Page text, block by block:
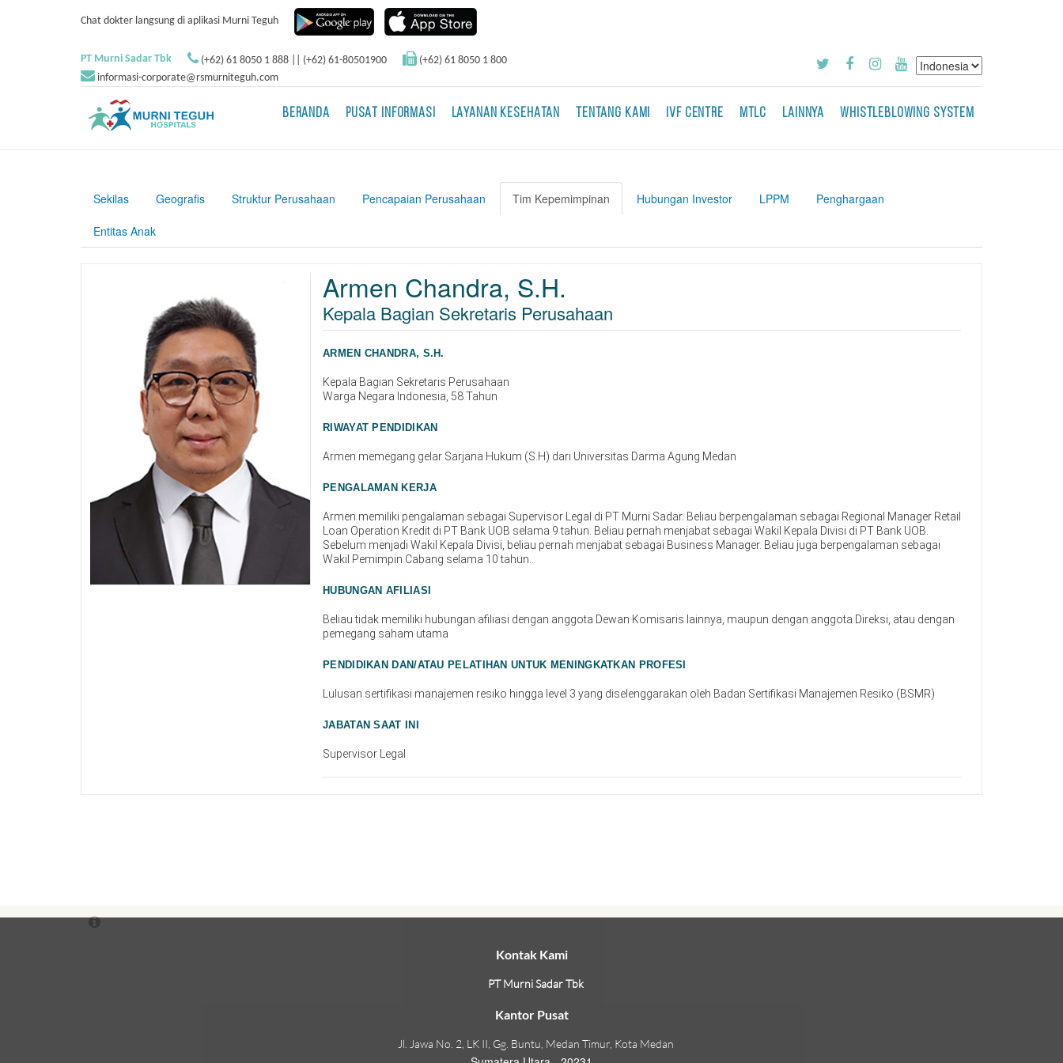
Chat dokter langsung di aplikasi Murni Teguh
PT Murni Sadar Tbk (+62) 61 8050 1 888 || (+62) 61-80501900
(+62) 61 8050 1 800
informasi-corporate@rsmurniteguh.com
BERANDA PUSAT INFORMASI LAYANAN KESEHATAN TENTANG KAMI IVF CENTRE MTLC LAINNYA WHISTLEBLOWING SYSTEM
Sekilas Geografis Struktur Perusahaan Pencapaian Perusahaan Tim Kepemimpinan Hubungan Investor LPPM Penghargaan
Entitas Anak
Armen Chandra, S.H.
Kepala Bagian Sekretaris Perusahaan
ARMEN CHANDRA, S.H.
Kepala Bagian Sekretaris Perusahaan
Warga Negara Indonesia, 58 Tahun
RIWAYAT PENDIDIKAN
Armen memegang gelar Sarjana Hukum (S.H) dari Universitas Darma Agung Medan
PENGALAMAN KERJA
Armen memiliki pengalaman sebagai Supervisor Legal di PT Murni Sadar. Beliau berpengalaman sebagai Regional Manager Retail
Loan Operation Kredit di PT Bank UOB selama 9 tahun. Beliau pernah menjabat sebagai Wakil Kepala Divisi di PT Bank UOB.
Sebelum menjadi Wakil Kepala Divisi, beliau pernah menjabat sebagai Business Manager. Beliau juga berpengalaman sebagai
Wakil Pemimpin Cabang selama 10 tahun..
HUBUNGAN AFILIASI
Beliau tidak memiliki hubungan afiliasi dengan anggota Dewan Komisaris lainnya, maupun dengan anggota Direksi, atau dengan
pemegang saham utama
PENDIDIKAN DAN/ATAU PELATIHAN UNTUK MENINGKATKAN PROFESI
Lulusan sertifikasi manajemen resiko hingga level 3 yang diselenggarakan oleh Badan Sertifikasi Manajemen Resiko (BSMR)
JABATAN SAAT INI
Supervisor Legal
Kontak Kami
PT Murni Sadar Tbk
Kantor Pusat
Jl. Jawa No. 2, LK II, Gg. Buntu, Medan Timur, Kota Medan